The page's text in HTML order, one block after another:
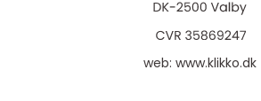
web: www.klikko.dk